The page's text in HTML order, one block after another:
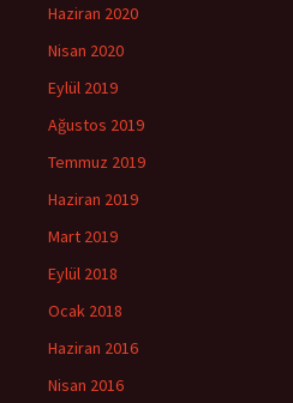
Haziran 2020
Nisan 2020
Eylül 2019
Ağustos 2019
Temmuz 2019
Haziran 2019
Mart 2019
Eylül 2018
Ocak 2018
Haziran 2016
Nisan 2016